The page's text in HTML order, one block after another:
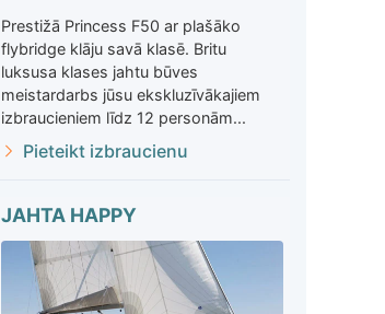
Prestižā Princess F50 ar plašāko
flybridge klāju savā klasē. Britu
luksusa klases jahtu būves
meistardarbs jūsu ekskluzīvākajiem
izbraucieniem līdz 12 personām...
Pieteikt izbraucienu
JAHTA HAPPY